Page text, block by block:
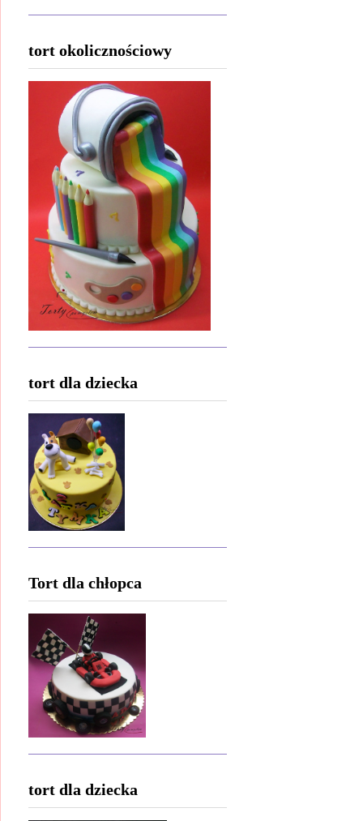
tort okolicznościowy
tort dla dziecka
Tort dla chłopca
tort dla dziecka